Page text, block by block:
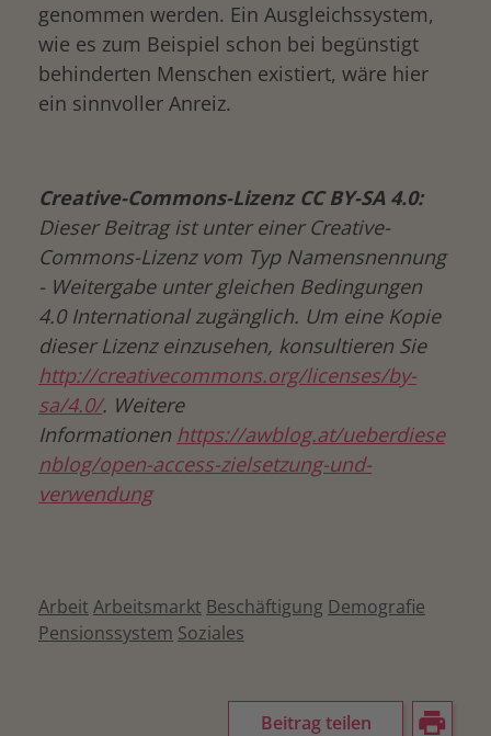
genommen werden. Ein Ausgleichssystem,
wie es zum Beispiel schon bei begünstigt
behinderten Menschen existiert, wäre hier
ein sinnvoller Anreiz.
Creative-Commons-Lizenz CC BY-SA 4.0:
Dieser Beitrag ist unter einer Creative-
Commons-Lizenz vom Typ Namensnennung
- Weitergabe unter gleichen Bedingungen
4.0 International zugänglich. Um eine Kopie
dieser Lizenz einzusehen, konsultieren Sie
http://creativecommons.org/licenses/by-
sa/4.0/. Weitere
Informationen https://awblog.at/ueberdiese
nblog/open-access-zielsetzung-und-
verwendung
Arbeit Arbeitsmarkt Beschäftigung Demografie
Pensionssystem Soziales
Beitrag teilen